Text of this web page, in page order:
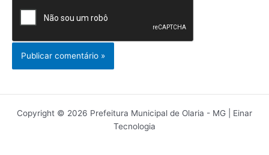
Copyright © 2026 Prefeitura Municipal de Olaria - MG | Einar
Tecnologia